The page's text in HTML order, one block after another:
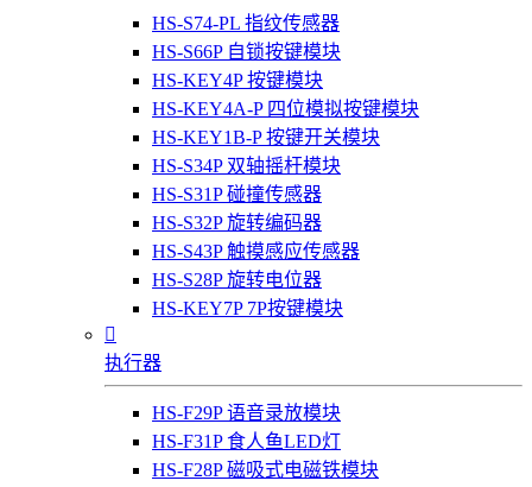
HS-S74-PL 指纹传感器
HS-S66P 自锁按键模块
HS-KEY4P 按键模块
HS-KEY4A-P 四位模拟按键模块
HS-KEY1B-P 按键开关模块
HS-S34P 双轴摇杆模块
HS-S31P 碰撞传感器
HS-S32P 旋转编码器
HS-S43P 触摸感应传感器
HS-S28P 旋转电位器
HS-KEY7P 7P按键模块

执行器
HS-F29P 语音录放模块
HS-F31P 食人鱼LED灯
HS-F28P 磁吸式电磁铁模块